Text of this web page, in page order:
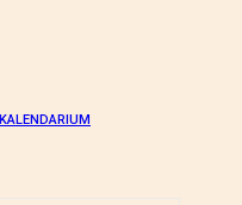
KALENDARIUM